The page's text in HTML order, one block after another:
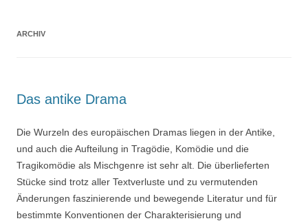
ARCHIV
Das antike Drama
Die Wurzeln des europäischen Dramas liegen in der Antike,
und auch die Aufteilung in Tragödie, Komödie und die
Tragikomödie als Mischgenre ist sehr alt. Die überlieferten
Stücke sind trotz aller Textverluste und zu vermutenden
Änderungen faszinierende und bewegende Literatur und für
bestimmte Konventionen der Charakterisierung und